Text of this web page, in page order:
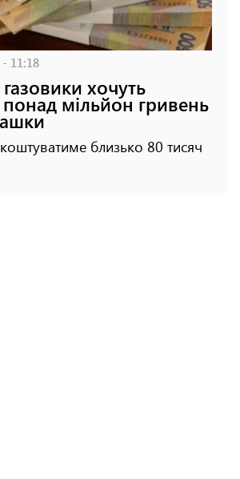
11:18
газовики хочуть
мільйон гривень
близько 80 тисяч